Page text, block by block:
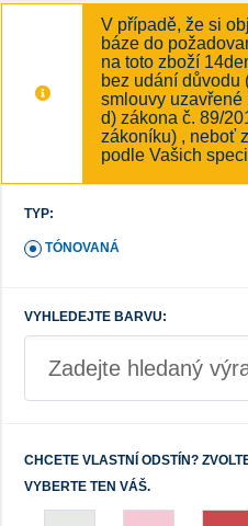
V případě, že si
báze do
na toto zboží
bez udání důvodu
smlouvy uzavřené
d) zákona č. 89/
zákoníku) , neboť
podle Vašich
TYP:
TÓNOVANÁ
VYHLEDEJTE BARVU:
CHCETE VLASTNÍ ODSTÍN?
VYBERTE TEN VÁŠ.